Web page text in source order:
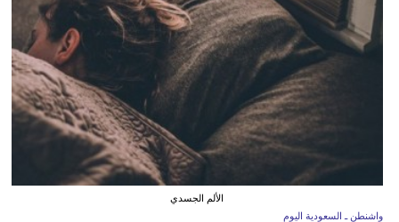
الألم الجسدي
واشنطن ـ السعودية اليوم